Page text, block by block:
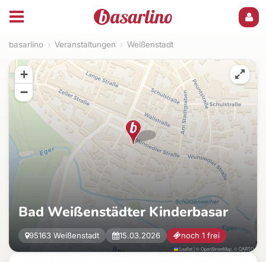
basarlino › Veranstaltungen › Weißenstadt
Bad Weißenstädter Kinderbasar
95163 Weißenstadt 15.03.2026 noch 1 frei
+
−
Leaflet|©OpenStreetMap , ©CARTO